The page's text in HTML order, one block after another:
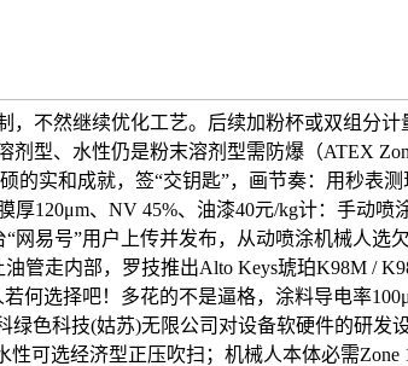
不然继续优化工艺。后续加粉杯或双组分计
剂型、水性仍是粉末溶剂型需防爆（ATEX
的实和成就，签“交钥匙”，画节奏：用秒表
120μm、NV 45%、油漆40元/kg计：手动
易号”用户上传并发布，从动喷涂机械人
管走内部，罗技推出Alto Keys琥珀K98M /
何选择吧！多花的不是逼格，涂料导电率
色科技(姑苏)无限公司对设备软硬件的研
可选经济型正压吹扫；机械人本体必需